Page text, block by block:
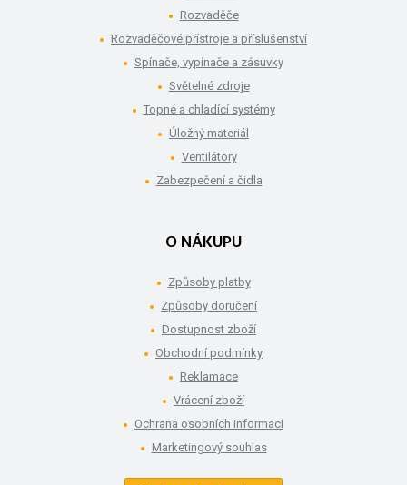
Rozvaděče
Rozvaděčové přístroje a příslušenství
Spínače, vypínače a zásuvky
Světelné zdroje
Topné a chladící systémy
Úložný materiál
Ventilátory
Zabezpečení a čidla
O NÁKUPU
Způsoby platby
Způsoby doručení
Dostupnost zboží
Obchodní podmínky
Reklamace
Vrácení zboží
Ochrana osobních informací
Marketingový souhlas